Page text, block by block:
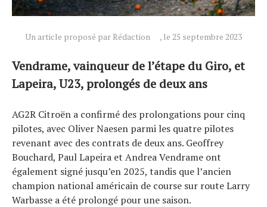
Un article proposé par Rédaction , le 25 septembre 2023
Vendrame, vainqueur de l’étape du Giro, et
Lapeira, U23, prolongés de deux ans
AG2R Citroën a confirmé des prolongations pour cinq
pilotes, avec Oliver Naesen parmi les quatre pilotes
revenant avec des contrats de deux ans. Geoffrey
Bouchard, Paul Lapeira et Andrea Vendrame ont
également signé jusqu’en 2025, tandis que l’ancien
champion national américain de course sur route Larry
Warbasse a été prolongé pour une saison.
Technologies
Tests de produits
Conseils
Tous nos articles
À propos